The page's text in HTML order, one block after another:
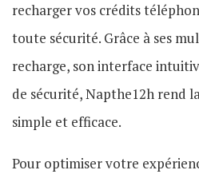
recharger vos crédits
toute sécurité. Grâce à ses
recharge, son interface
de sécurité, Napthe12h rend
simple et efficace.
Pour optimiser votre